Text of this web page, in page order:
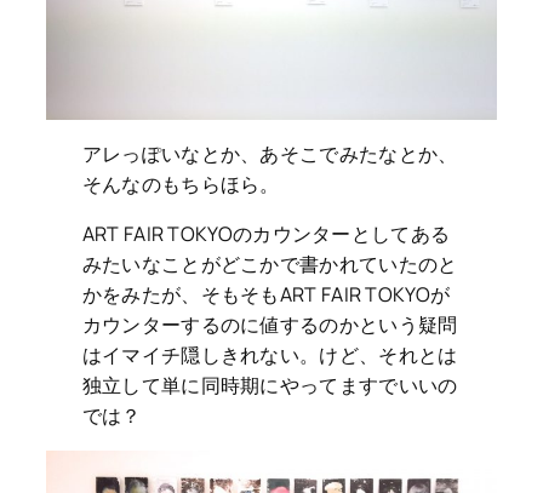
アレっぽいなとか、あそこでみたなとか、
そんなのもちらほら。
ART FAIR TOKYOのカウンターとしてある
みたいなことがどこかで書かれていたのと
かをみたが、そもそもART FAIR TOKYOが
カウンターするのに値するのかという疑問
はイマイチ隠しきれない。けど、それとは
独立して単に同時期にやってますでいいの
では？